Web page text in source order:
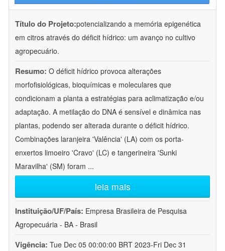
Título do Projeto:potencializando a memória epigenética
em citros através do déficit hídrico: um avanço no cultivo
agropecuário.
Resumo: O déficit hídrico provoca alterações
morfofisiológicas, bioquímicas e moleculares que
condicionam a planta a estratégias para aclimatização e/ou
adaptação. A metilação do DNA é sensível e dinâmica nas
plantas, podendo ser alterada durante o déficit hídrico.
Combinações laranjeira 'Valência' (LA) com os porta-
enxertos limoeiro 'Cravo' (LC) e tangerineira 'Sunki
Maravilha' (SM) foram ...
leia mais
Instituição/UF/País: Empresa Brasileira de Pesquisa
Agropecuária - BA - Brasil
Vigência: Tue Dec 05 00:00:00 BRT 2023-Fri Dec 31